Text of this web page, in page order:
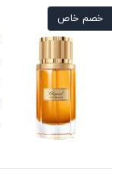
خصم خاص